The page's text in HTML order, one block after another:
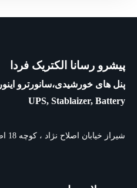
پیشرو رسانا الکتریک فردا
پنل های خورشیدی،سانورترو
UPS, Stablaizer, Battery
شیراز خیابان اصلاح نژاد ، کوچه 18 اصلاح نژاد ، پلاک 35